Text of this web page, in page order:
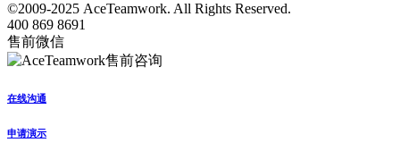
©2009-2025 AceTeamwork. All Rights Reserved.
400 869 8691
售前微信
在线沟通
申请演示